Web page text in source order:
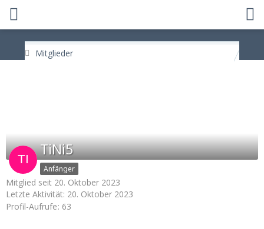
Mitglieder
TiNi5
Anfänger
Mitglied seit 20. Oktober 2023
Letzte Aktivität: 20. Oktober 2023
Profil-Aufrufe 63